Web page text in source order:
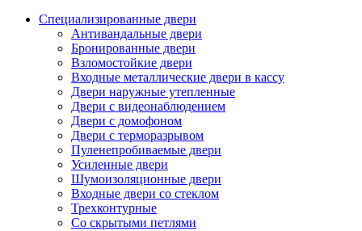
Специализированные двери
Антивандальные двери
Бронированные двери
Взломостойкие двери
Входные металлические двери в кассу
Двери наружные утепленные
Двери с видеонаблюдением
Двери с домофоном
Двери с терморазрывом
Пуленепробиваемые двери
Усиленные двери
Шумоизоляционные двери
Входные двери со стеклом
Трехконтурные
Со скрытыми петлями